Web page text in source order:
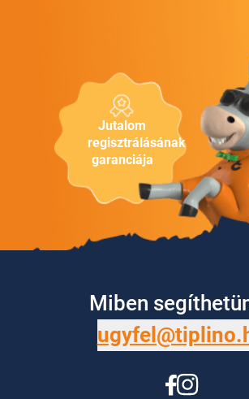
Jutalom
regisztrálásának
garanciája
Miben